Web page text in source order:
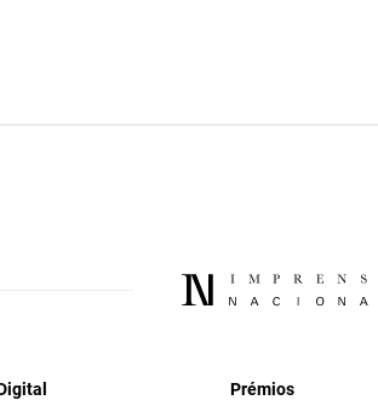
Prémios